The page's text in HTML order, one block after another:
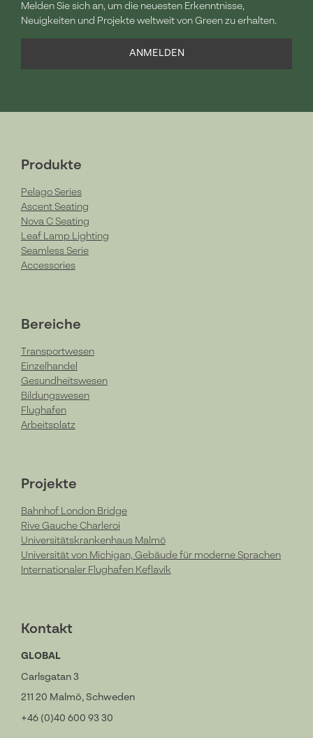
Melden Sie sich an, um die neuesten Erkenntnisse,
Neuigkeiten und Projekte weltweit von Green zu erhalten.
ANMELDEN
Produkte
Pelago Series
Ascent Seating
Nova C Seating
Leaf Lamp Lighting
Seamless Serie
Accessories
Bereiche
Transportwesen
Einzelhandel
Gesundheitswesen
Bildungswesen
Flughafen
Arbeitsplatz
Projekte
Bahnhof London Bridge
Rive Gauche Charleroi
Universitätskrankenhaus Malmö
Universität von Michigan, Gebäude für moderne Sprachen
Internationaler Flughafen Keflavík
Kontakt
GLOBAL
Carlsgatan 3
211 20 Malmö, Schweden
+46 (0)40 600 93 30